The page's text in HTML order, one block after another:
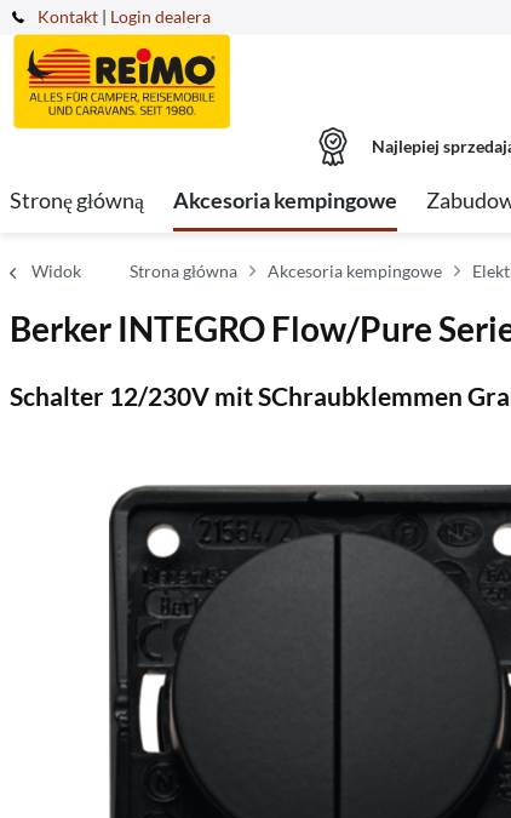
Kontakt | Login dealera
Najlepiej
Stronę główną Akcesoria kempingowe
Widok Strona główna Akcesoria kempingowe
Berker INTEGRO Flow/Pure
Schalter 12/230V mit SChraubklemmen